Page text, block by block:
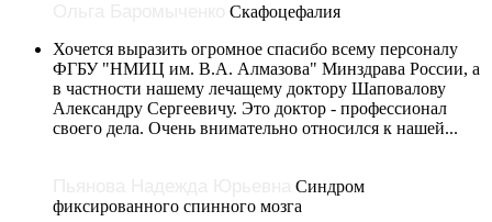
Скафоцефалия
Хочется выразить огромное спасибо всему персоналу
ФГБУ "НМИЦ им. В.А. Алмазова" Минздрава России, а
в частности нашему лечащему доктору Шаповалову
Александру Сергеевичу. Это доктор - профессионал
своего дела. Очень внимательно относился к нашей...
Синдром
фиксированного спинного мозга